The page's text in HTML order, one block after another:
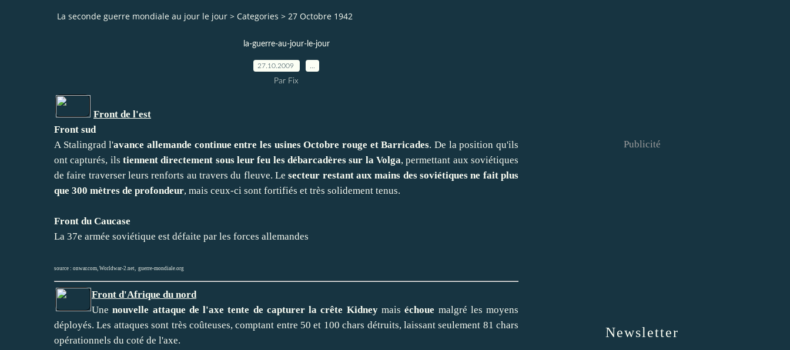
La seconde guerre mondiale au jour le jour > Categories > 27 Octobre 1942
la-guerre-au-jour-le-jour
27.10.2009
Par Fix
Front de l'est
Front sud
A Stalingrad l'avance allemande continue entre les usines Octobre rouge et Barricades. De la position qu'ils
ont capturés, ils tiennent directement sous leur feu les débarcadères sur la Volga, permettant aux soviétiques
de faire traverser leurs renforts au travers du fleuve. Lesecteur restant aux mains des soviétiques ne fait plus
que 300 mètres de profondeur, mais ceux-ci sont fortifiés et très solidement tenus.
Front du Caucase
La 37e armée soviétique est défaite par les forces allemandes
source : onwar.com Worldwar-2.net guerre-mondiale.org
Front d'Afrique du nord
Unenouvelle attaque de l'axe tente de capturer la crête Kidneymaiséchoue malgré les moyens
déployés. Les attaques sont très coûteuses, comptant entre 50 et 100 chars détruits, laissant seulement 81 chars
opérationnels du coté de l'axe.
Newsletter
Publicité